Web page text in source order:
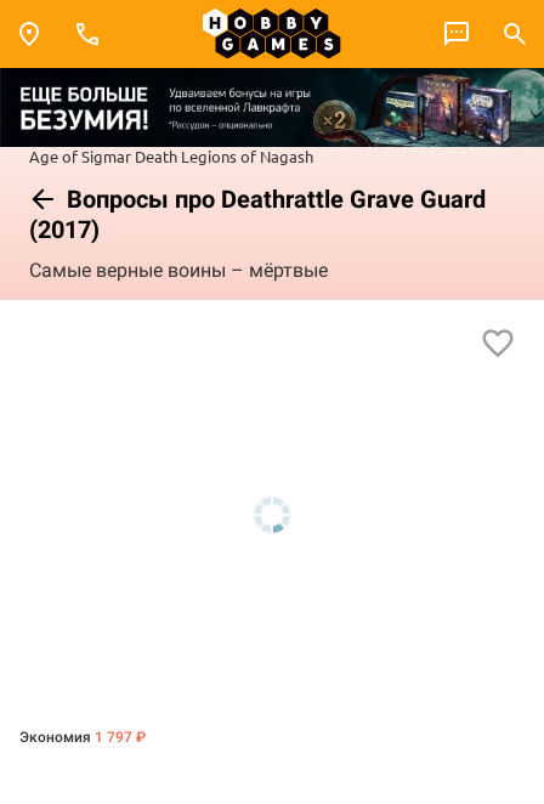
Age of Sigmar Death Legions of Nagash
Вопросы про Deathrattle Grave Guard
(2017)
Самые верные воины – мёртвые
Экономия 1 797 ₽